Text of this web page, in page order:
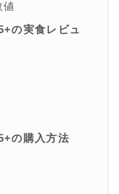
の実食レビュ
の購入方法